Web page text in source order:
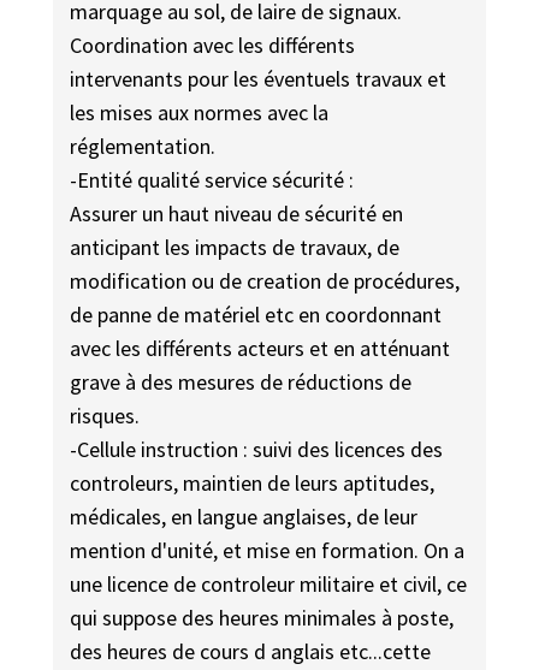
marquage au sol, de laire de signaux.
Coordination avec les différents
intervenants pour les éventuels travaux et
les mises aux normes avec la
réglementation.
-Entité qualité service sécurité :
Assurer un haut niveau de sécurité en
anticipant les impacts de travaux, de
modification ou de creation de procédures,
de panne de matériel etc en coordonnant
avec les différents acteurs et en atténuant
grave à des mesures de réductions de
risques.
-Cellule instruction : suivi des licences des
controleurs, maintien de leurs aptitudes,
médicales, en langue anglaises, de leur
mention d'unité, et mise en formation. On a
une licence de controleur militaire et civil, ce
qui suppose des heures minimales à poste,
des heures de cours d anglais etc...cette